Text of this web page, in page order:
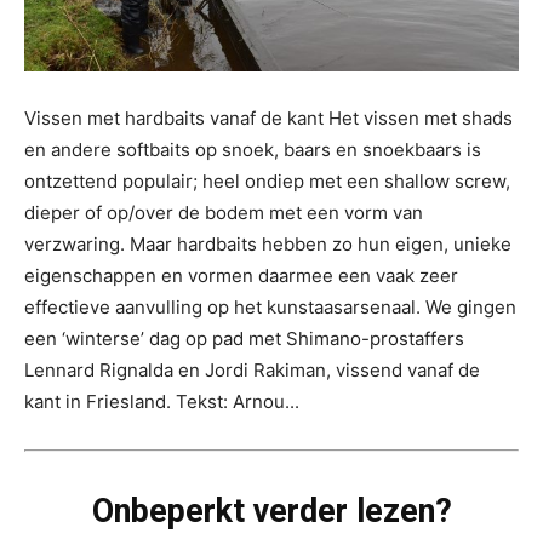
Vissen met hardbaits vanaf de kant Het vissen met shads
en andere softbaits op snoek, baars en snoekbaars is
ontzettend populair; heel ondiep met een shallow screw,
dieper of op/over de bodem met een vorm van
verzwaring. Maar hardbaits hebben zo hun eigen, unieke
eigenschappen en vormen daarmee een vaak zeer
effectieve aanvulling op het kunstaasarsenaal. We gingen
een ‘winterse’ dag op pad met Shimano-prostaffers
Lennard Rignalda en Jordi Rakiman, vissend vanaf de
kant in Friesland. Tekst: Arnou...
Onbeperkt verder lezen?